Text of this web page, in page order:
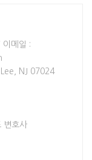
메일 :
NJ 07024
변호사